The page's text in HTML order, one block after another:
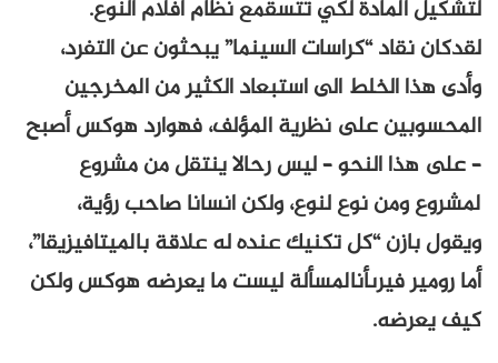
لتشكيل المادة لكي تتسقمع نظام افلام النوع.
لقدكان نقاد “كراسات السينما” يبحثون عن التفرد،
وأدى هذا الخلط الى استبعاد الكثير من المخرجين
المحسوبين على نظرية المؤلف، فهوارد هوكس أصبح
– على هذا النحو – ليس رحالا ينتقل من مشروع
لمشروع ومن نوع لنوع، ولكن انسانا صاحب رؤية،
ويقول بازن “كل تكنيك عنده له علاقة بالميتافيزيقا”،
أما رومير فيرىأنالمسألة ليست ما يعرضه هوكس ولكن
كيف يعرضه.